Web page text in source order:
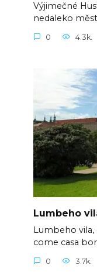
Výjimečné
nedaleko
0 4.3k.
Lumbeho
Lumbeho
come casa
0 3.7k.